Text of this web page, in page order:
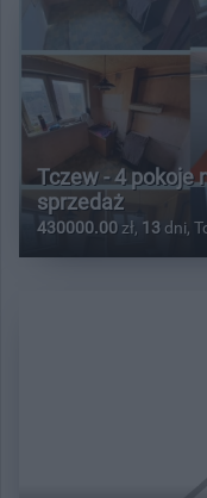
Tczew - 4 pokoje
sprzedaż
430000.00 zł, 13 dni,